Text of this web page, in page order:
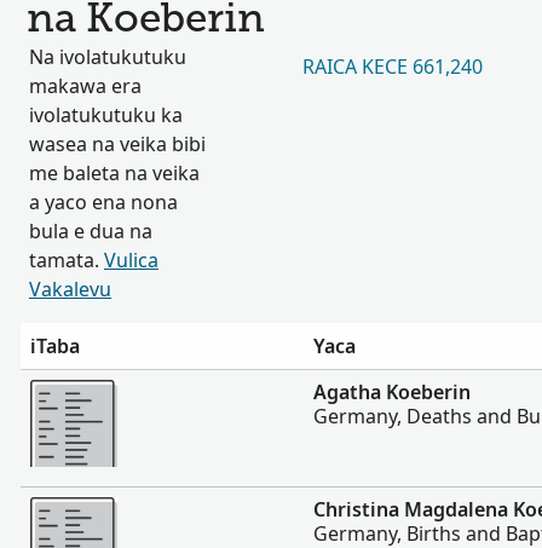
na Koeberin
Na ivolatukutuku
makawa era
ivolatukutuku ka
wasea na veika bibi
me baleta na veika
a yaco ena nona
bula e dua na
tamata. Vulica
Vakalevu
RAICA KECE 661,240
iTaba
Yaca
Vakalevu cake
Agatha Koeberin
Germany, Deaths and
Vakalevu cake
Christina Magdalena
Germany, Births and